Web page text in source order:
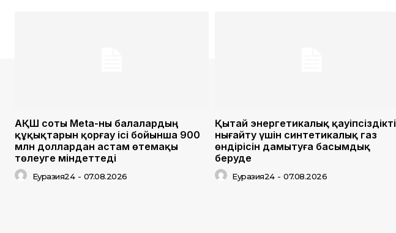
АҚШ соты Meta-ны балалардың
құқықтарын қорғау ісі бойынша 900
млн доллардан астам өтемақы
төлеуге міндеттеді
Еуразия24 - 07.08.2026
Қытай энергетикалық қауіпсіздікті
нығайту үшін синтетикалық газ
өндірісін дамытуға басымдық
беруде
Еуразия24 - 07.08.2026